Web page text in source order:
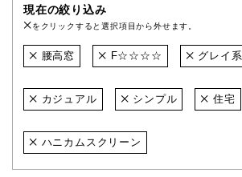
現在の絞り込み
をクリックすると選択項目から外せます。
腰高窓 F☆☆☆☆ グレイ系
カジュアル シンプル 住宅
ハニカムスクリーン